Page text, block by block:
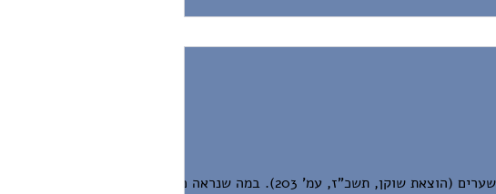
ב"תמול שלשום", חיבורו המונומנטלי של עגנון, כתב עגנון על צָרוּת רחובותיה של מאה שערים (הוצאת שוקן, תשכ"ז, עמ' 203). במה שנראה כרמיזה